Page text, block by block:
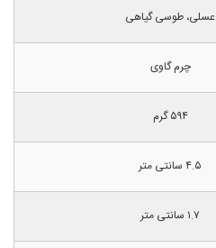
عسلی، طوسی گیاهی
چرم گاوی
۵۹۴ گرم
۴.۵ سانتی متر
۱.۷ سانتی متر